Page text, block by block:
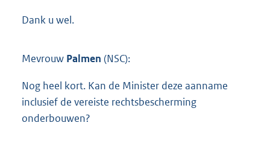
Dank u wel.
Mevrouw Palmen (NSC):
Nog heel kort. Kan de Minister deze aanname
inclusief de vereiste rechtsbescherming
onderbouwen?